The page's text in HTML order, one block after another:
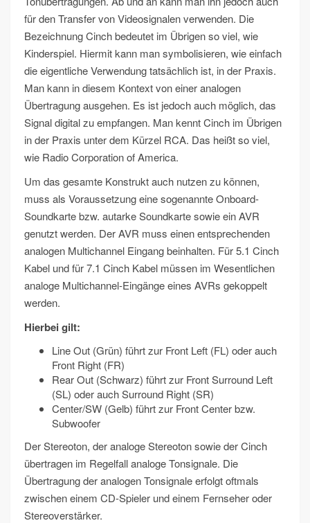
für den Transfer von Videosignalen verwenden. Die
Bezeichnung Cinch bedeutet im Übrigen so viel, wie
Kinderspiel. Hiermit kann man symbolisieren, wie einfach
die eigentliche Verwendung tatsächlich ist, in der Praxis.
Man kann in diesem Kontext von einer analogen
Übertragung ausgehen. Es ist jedoch auch möglich, das
Signal digital zu empfangen. Man kennt Cinch im Übrigen
in der Praxis unter dem Kürzel RCA. Das heißt so viel,
wie Radio Corporation of America.
Um das gesamte Konstrukt auch nutzen zu können,
muss als Voraussetzung eine sogenannte Onboard-
Soundkarte bzw. autarke Soundkarte sowie ein AVR
genutzt werden. Der AVR muss einen entsprechenden
analogen Multichannel Eingang beinhalten. Für 5.1 Cinch
Kabel und für 7.1 Cinch Kabel müssen im Wesentlichen
analoge Multichannel-Eingänge eines AVRs gekoppelt
werden.
Hierbei gilt:
Line Out (Grün) führt zur Front Left (FL) oder auch
Front Right (FR)
Rear Out (Schwarz) führt zur Front Surround Left
(SL) oder auch Surround Right (SR)
Center/SW (Gelb) führt zur Front Center bzw.
Subwoofer
Der Stereoton, der analoge Stereoton sowie der Cinch
übertragen im Regelfall analoge Tonsignale. Die
Übertragung der analogen Tonsignale erfolgt oftmals
zwischen einem CD-Spieler und einem Fernseher oder
Stereoverstärker.